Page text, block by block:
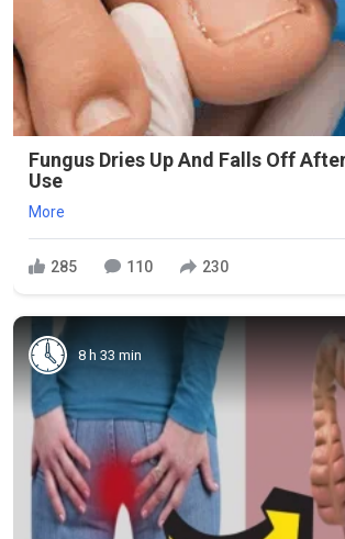
Fungus Dries Up And Falls Off
Use
More
285 110 230
8 h 33 min